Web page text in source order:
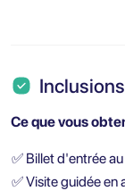
Ce que vous
✅ Billet d'entrée
✅Visite guidée en